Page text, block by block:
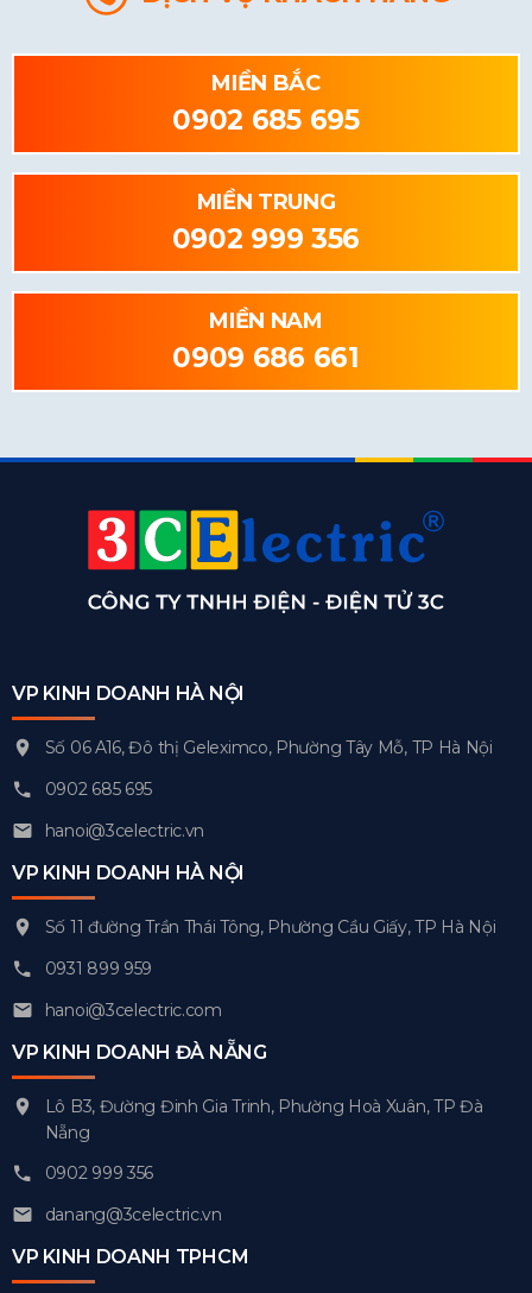
MIỀN BẮC
0902 685 695
MIỀN TRUNG
0902 999 356
MIỀN NAM
0909 686 661
VP KINH DOANH HÀ NỘI
Số 06 A16, Đô thị Geleximco, Phường Tây Mỗ, TP Hà Nội
0902 685 695
hanoi@3celectric.vn
VP KINH DOANH HÀ NỘI
Số 11 đường Trần Thái Tông, Phường Cầu Giấy, TP Hà Nội
0931 899 959
hanoi@3celectric.com
VP KINH DOANH ĐÀ NẴNG
Lô B3, Đường Đinh Gia Trinh, Phường Hoà Xuân, TP Đà
Nẵng
0902 999 356
danang@3celectric.vn
VP KINH DOANH TPHCM